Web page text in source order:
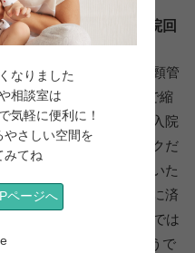
クワークのお陰で入院回
ことを指摘され、子宮頸管
あったのが25mmまで縮
た。近くに切迫早産で入院
も入院！？」とショックだ
デスクワークになっていた
過ごすことで入院せずに済
あってか、30週の検診では
産に挑むことができそうで
なりました
相談室は
気軽に便利に！
やさしい空間を
みてね
ページへ